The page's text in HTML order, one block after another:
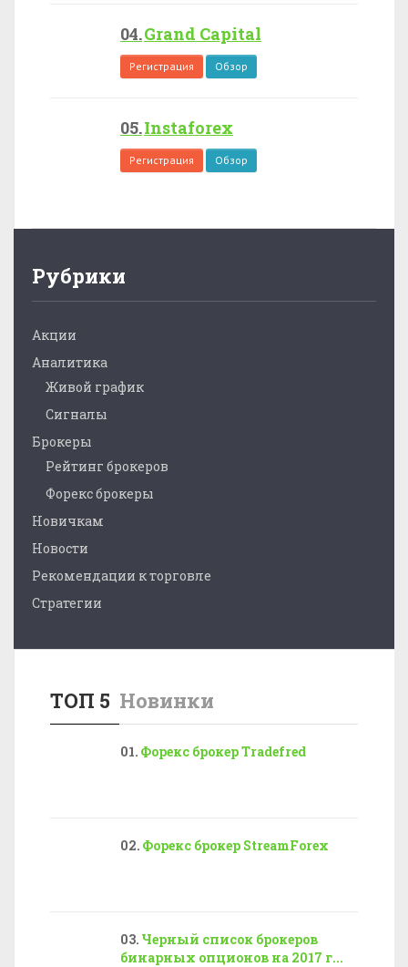
Grand Capital
Регистрация Обзор
Instaforex
Регистрация Обзор
Рубрики
Акции
Аналитика
Живой график
Сигналы
Брокеры
Рейтинг брокеров
Форекс брокеры
Новичкам
Новости
Рекомендации к торговле
Стратегии
ТОП 5 Новинки
Форекс брокер Tradefred
Форекс брокер StreamForex
Черный список брокеров
бинарных опционов на 2017 г...